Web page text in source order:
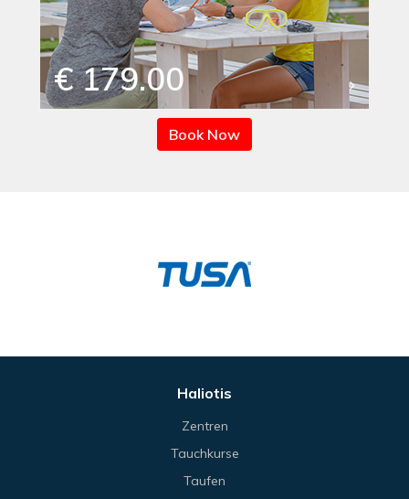
€ 179.00
Book Now
Haliotis
Zentren
Tauchkurse
Taufen